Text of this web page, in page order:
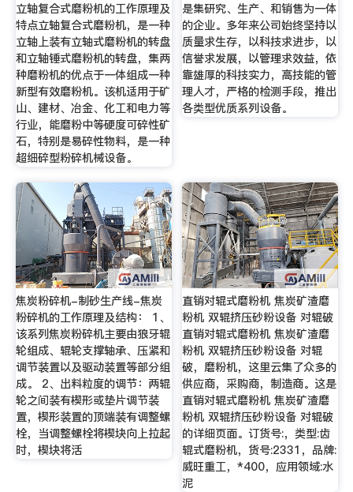
立轴复合式磨粉机的工作原理及
特点立轴复合式磨粉机，是一种
立轴上装有立轴式磨粉机的转盘
和立轴锤式磨粉机的转盘，集两
种磨粉机的优点于一体组成一种
新型有效磨粉机。该机适用于矿
山、建材、冶金、化工和电力等
行业，能磨粉中等硬度可碎性矿
石，特别是易碎性物料，是一种
超细碎型粉碎机械设备。
是集研究、生产、和销售为一体
的企业。多年来公司始终坚持以
质量求生存，以科技求进步，以
信誉求发展，以管理求效益，依
靠雄厚的科技实力，高技能的管
理人才，严格的检测手段，推出
各类型优质系列设备。
焦炭粉碎机-制砂生产线-焦炭
粉碎机的工作原理及结构： 1、
该系列焦炭粉碎机主要由狼牙辊
轮组成、辊轮支撑轴承、压紧和
调节装置以及驱动装置等部分组
成。 2、出料粒度的调节：两辊
轮之间装有楔形或垫片调节装
置，楔形装置的顶端装有调整螺
栓，当调整螺栓将楔块向上拉起
时，楔块将活
直销对辊式磨粉机 焦炭矿渣磨
粉机 双辊挤压砂粉设备 对辊破
直销对辊式磨粉机 焦炭矿渣磨
粉机 双辊挤压砂粉设备 对辊
破，磨粉机，这里云集了众多的
供应商，采购商，制造商。这是
直销对辊式磨粉机 焦炭矿渣磨
粉机 双辊挤压砂粉设备 对辊破
的详细页面。订货号:，类型:齿
辊式磨粉机，货号:2331，品牌:
威旺重工，*400，应用领域:水
泥